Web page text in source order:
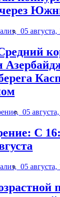
05 августа,
05
С
05 августа,